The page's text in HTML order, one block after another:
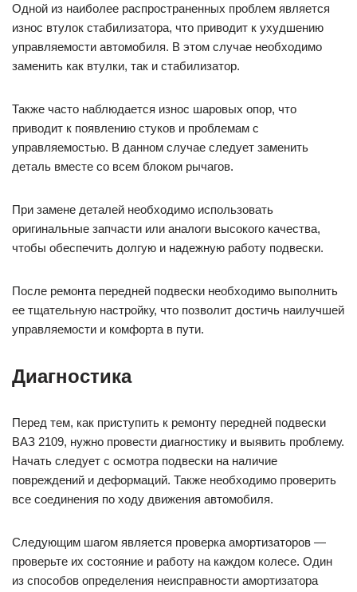
Одной из наиболее распространенных проблем является
износ втулок стабилизатора, что приводит к ухудшению
управляемости автомобиля. В этом случае необходимо
заменить как втулки, так и стабилизатор.
Также часто наблюдается износ шаровых опор, что
приводит к появлению стуков и проблемам с
управляемостью. В данном случае следует заменить
деталь вместе со всем блоком рычагов.
При замене деталей необходимо использовать
оригинальные запчасти или аналоги высокого качества,
чтобы обеспечить долгую и надежную работу подвески.
После ремонта передней подвески необходимо выполнить
ее тщательную настройку, что позволит достичь наилучшей
управляемости и комфорта в пути.
Диагностика
Перед тем, как приступить к ремонту передней подвески
ВАЗ 2109, нужно провести диагностику и выявить проблему.
Начать следует с осмотра подвески на наличие
повреждений и деформаций. Также необходимо проверить
все соединения по ходу движения автомобиля.
Следующим шагом является проверка амортизаторов —
проверьте их состояние и работу на каждом колесе. Один
из способов определения неисправности амортизатора